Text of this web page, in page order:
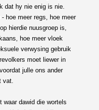
dat hy nie enig is nie.
hoe meer regs, hoe meer
hierdie nuusgroep is,
hoe meer vloek
verwysing gebruik
moet liewer in
julle ons ander
vat.
waar dawid die wortels